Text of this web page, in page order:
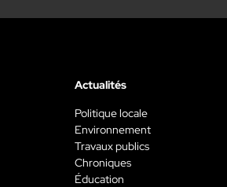
Actualités
Politique locale
Environnement
Travaux publics
Chroniques
Éducation